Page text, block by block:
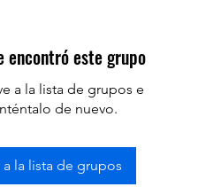
encontró este grupo
a la lista de grupos e
de nuevo.
a la lista de grupos